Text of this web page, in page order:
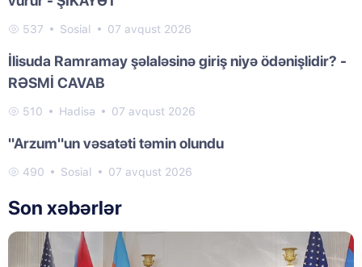
537 Sosial 07 avqust 2026
İlisuda Ramramay şəlaləsinə giriş niyə ödənişlidir? -
RƏSMİ CAVAB
510 Hadisə 07 avqust 2026
"Arzum"un vəsatəti təmin olundu
490 Sosial 07 avqust 2026
Son xəbərlər